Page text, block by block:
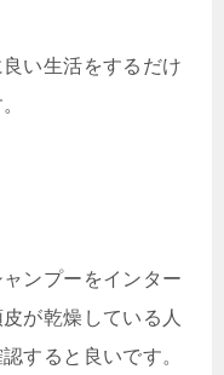
い生活をするだけ
ンプーをインター
が乾燥している人
すると良いです。